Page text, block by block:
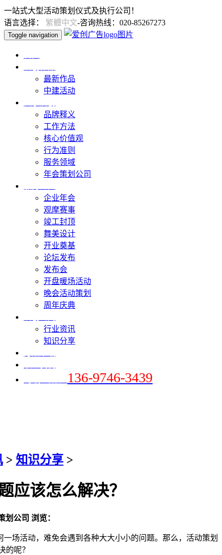
一站式大型活动策划仪式及执行公司！
语言选择： 繁體中文-咨询热线：020-85267273
Toggle navigation
最新作品
中建活动
品牌释义
工作方法
核心价值观
行为准则
服务领域
年会策划公司
企业年会
观摩赛事
竣工封顶
舞美设计
开业奠基
论坛发布
发布会
开盘暖场活动
晚会活动策划
周年庆典
行业资讯
知识分享
136-9746-3439
> 知识分享 >
应该怎么解决？
划公司 浏览：
一场活动，难免会遇到各种大大小小的问题。那么，活动策划
的呢？